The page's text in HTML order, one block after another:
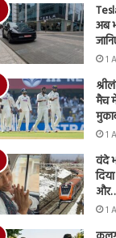
अब
1
मैच
1
वंदे
1